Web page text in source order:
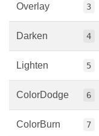
Overlay 3
Darken 4
Lighten 5
ColorDodge 6
ColorBurn 7